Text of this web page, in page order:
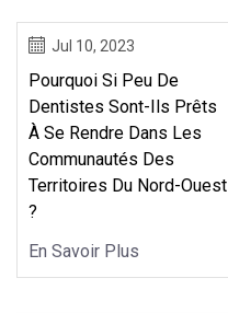
Jul 10, 2023
Pourquoi Si Peu De
Dentistes Sont-Ils Prêts
À Se Rendre Dans Les
Communautés Des
Territoires Du Nord-Ouest
?
En Savoir Plus